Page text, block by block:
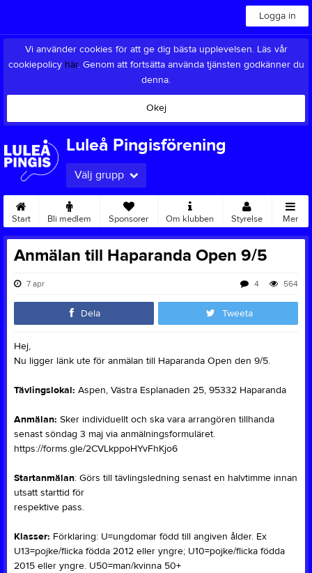
Logga in
Vi använder cookies för att ge dig bästa upplevelsen. Läs vår
cookiepolicy här. Genom att fortsätta använda tjänsten godkänner du
denna.
Okej
Luleå Pingisförening
Välj grupp
Start Bli medlem Sponsorer Om klubben Styrelse Mer
Anmälan till Haparanda Open 9/5
7 apr 564
4
Dela Tweeta
Hej,
Nu ligger länk ute för anmälan till Haparanda Open den 9/5.
Tävlingslokal: Aspen, Västra Esplanaden 25, 95332 Haparanda
Anmälan: Sker individuellt och ska vara arrangören tillhanda
senast söndag 3 maj via anmälningsformuläret.
https://forms.gle/2CVLkppoHYvFhKjo6
Startanmälan: Görs till tävlingsledning senast en halvtimme innan
utsatt starttid för
respektive pass.
Klasser: Förklaring: U=ungdomar född till angiven ålder. Ex
U13=pojke/flicka födda 2012 eller yngre; U10=pojke/flicka födda
2015 eller yngre. U50=man/kvinna 50+